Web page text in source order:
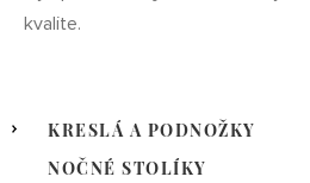
kvalite.
KRESLÁ A PODNOŽKY
NOČNÉ STOLÍKY